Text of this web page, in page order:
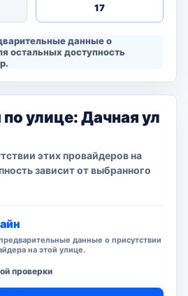
17
данные о
остальных доступность
улице: Дачная ул
этих провайдеров на
зависит от выбранного
данные о присутствии
на этой улице.
проверки